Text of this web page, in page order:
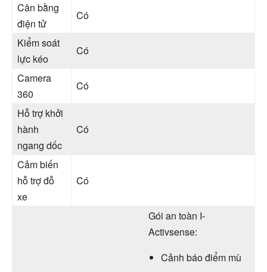
Cân bằng
điện tử
Có
Kiểm soát
lực kéo
Có
Camera
360
Có
Hỗ trợ khởi
hành
ngang dốc
Có
Cảm biến
hỗ trợ đỗ
xe
Có
Gói an toàn I-
Activsense:
Cảnh báo điểm mù